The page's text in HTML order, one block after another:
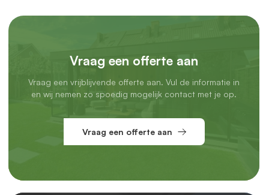
Vraag een offerte aan
Vraag een vrijblijvende offerte aan. Vul de informatie in
en wij nemen zo spoedig mogelijk contact met je op.
Vraag een offerte aan